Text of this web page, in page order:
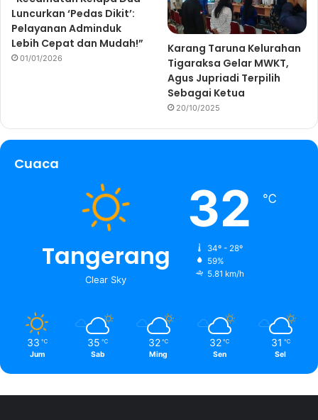
Luncurkan ‘Pedas Dikit’:
Pelayanan Adminduk
Lebih Cepat dan Mudah!”
01/01/2026
Karang Taruna Kelurahan
Tigaraksa Gelar MWKT,
Agus Jupriadi Terpilih
Sebagai Ketua
20/10/2025
Cuaca
Tangerang
Clear Sky
32 ℃
34º - 28º
59%
5.81 km/h
33 ℃
Jum
35 ℃
Sab
32 ℃
Ming
32 ℃
Sen
31 ℃
Sel